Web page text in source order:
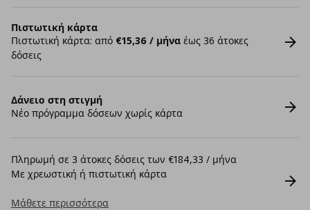
Πιστωτική κάρτα
Πιστωτική κάρτα: από €15,36 / μήνα έως 36 άτοκες
δόσεις
Δάνειο στη στιγμή
Νέο πρόγραμμα δόσεων χωρίς κάρτα
Πληρωμή σε 3 άτοκες δόσεις των €184,33 / μήνα
Με χρεωστική ή πιστωτική κάρτα
Μάθετε περισσότερα